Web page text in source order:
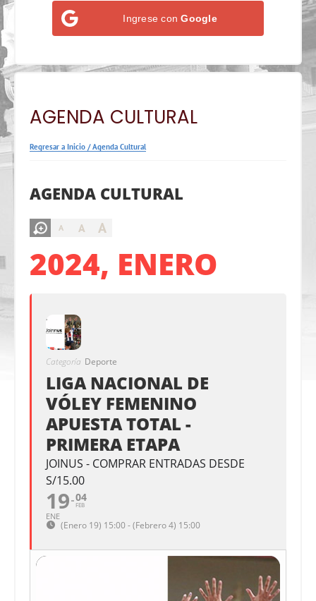
Ingrese conGoogle
AGENDA CULTURAL
Regresar a Inicio /Agenda Cultural
AGENDA CULTURAL
A A A
2024, ENERO
Categoría Deporte
LIGA NACIONAL DE
VÓLEY FEMENINO
APUESTA TOTAL -
PRIMERA ETAPA
JOINUS - COMPRAR ENTRADAS DESDE
S/15.00
19
ENE
04
FEB
(Enero 19) 15:00 - (Febrero 4) 15:00